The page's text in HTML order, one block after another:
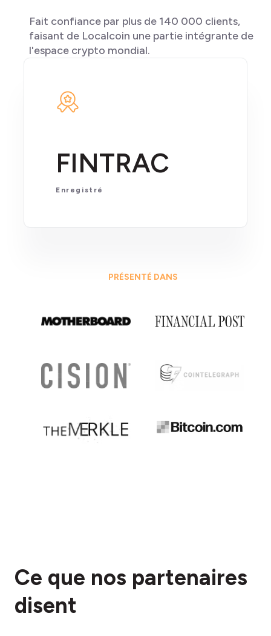
Fait confiance par plus de 140 000 clients,
faisant de Localcoin une partie intégrante de
l'espace crypto mondial.
FINTRAC
Enregistré
PRÉSENTÉ DANS
Ce que nos partenaires
disent